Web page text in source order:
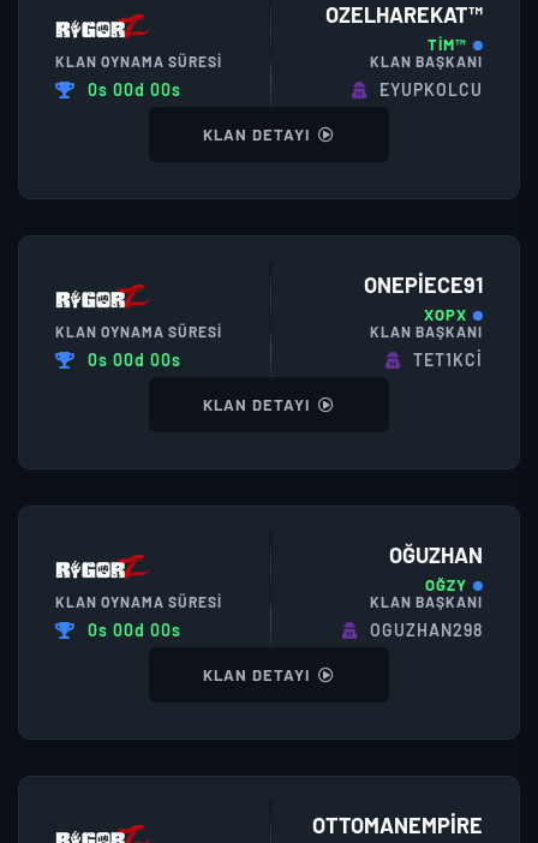
OZELHAREKAT™
TİM™
KLAN OYNAMA SÜRESI
0s 00d 00s
KLAN BAŞKANI
EYUPKOLCU
KLAN DETAYI
ONEPIECE91
XOPX
KLAN OYNAMA SÜRESI
0s 00d 00s
KLAN BAŞKANI
TET1KCİ
KLAN DETAYI
OĞUZHAN
OĞZY
KLAN OYNAMA SÜRESI
0s 00d 00s
KLAN BAŞKANI
OGUZHAN298
KLAN DETAYI
OTTOMANEMPIRE